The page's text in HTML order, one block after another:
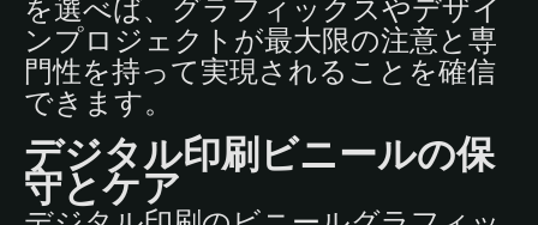
を選べば、グラフィックスやデザイ
ンプロジェクトが最大限の注意と専
門性を持って実現されることを確信
できます。
デジタル印刷ビニールの保
守とケア